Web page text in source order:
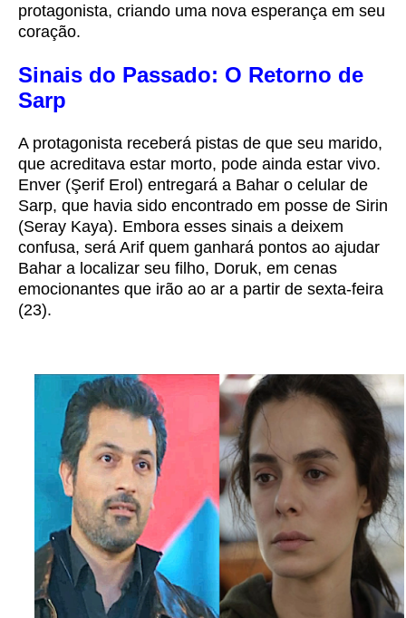
protagonista, criando uma nova esperança em seu
coração.
Sinais do Passado: O Retorno de
Sarp
A protagonista receberá pistas de que seu marido,
que acreditava estar morto, pode ainda estar vivo.
Enver (Şerif Erol) entregará a Bahar o celular de
Sarp, que havia sido encontrado em posse de Sirin
(Seray Kaya). Embora esses sinais a deixem
confusa, será Arif quem ganhará pontos ao ajudar
Bahar a localizar seu filho, Doruk, em cenas
emocionantes que irão ao ar a partir de sexta-feira
(23).